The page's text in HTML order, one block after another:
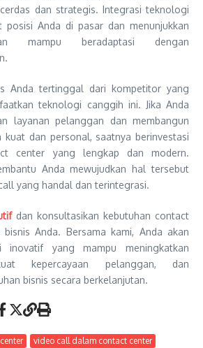
dan strategis. Integrasi teknologi
posisi Anda di pasar dan menunjukkan
mampu beradaptasi dengan
Anda tertinggal dari kompetitor yang
teknologi canggih ini. Jika Anda
layanan pelanggan dan membangun
kuat dan personal, saatnya berinvestasi
center yang lengkap dan modern.
Anda mewujudkan hal tersebut
yang handal dan terintegrasi.
dan konsultasikan kebutuhan contact
Anda. Bersama kami, Anda akan
inovatif yang mampu meningkatkan
kepercayaan pelanggan, dan
bisnis secara berkelanjutan.
video call dalam contact center